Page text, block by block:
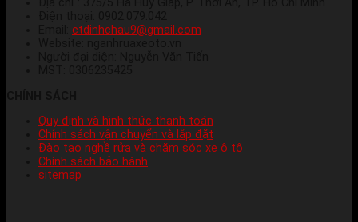
ctdinhchau9@gmail.com
Quy định và hình thức thanh toán
Chính sách vận chuyển và lắp đặt
Đào tạo nghề rửa và chăm sóc xe ô tô
Chính sách bảo hành
sitemap